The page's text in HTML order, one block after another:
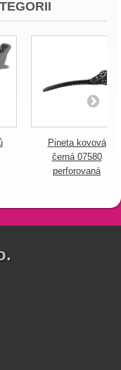
Pineta kovová
černá 07580
perforovaná